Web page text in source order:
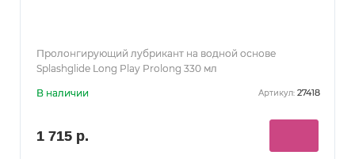
Пролонгирующий лубрикант на водной основе
Splashglide Long Play Prolong 330 мл
В наличии Артикул: 27418
1 715 р.